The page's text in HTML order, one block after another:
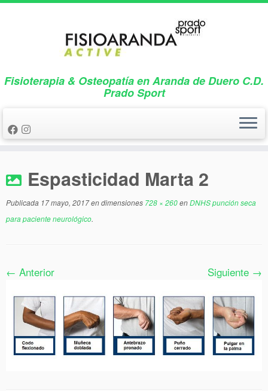
Saltar
Fisioterapia & Osteopatía en Aranda de Duero C.D.
Prado Sport
Espasticidad Marta 2
Publicada 17 mayo, 2017en dimensiones 728 × 260enDNHS punción seca
para paciente neurológico.
← Anterior Siguiente →